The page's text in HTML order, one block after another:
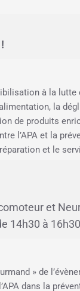
à la
la
de produits
l’APA et la
et le
et
14h30 à
» de
dans la